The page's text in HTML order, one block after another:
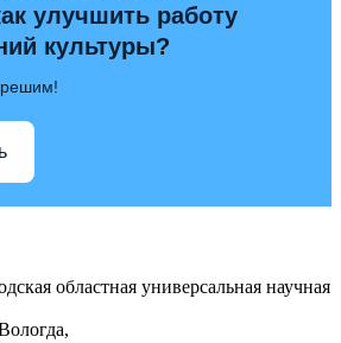
улучшить работу
культуры?
областная универсальная научная